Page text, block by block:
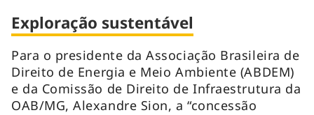
Exploração sustentável
Para o presidente da Associação Brasileira de
Direito de Energia e Meio Ambiente (ABDEM)
e da Comissão de Direito de Infraestrutura da
OAB/MG, Alexandre Sion, a “concessão